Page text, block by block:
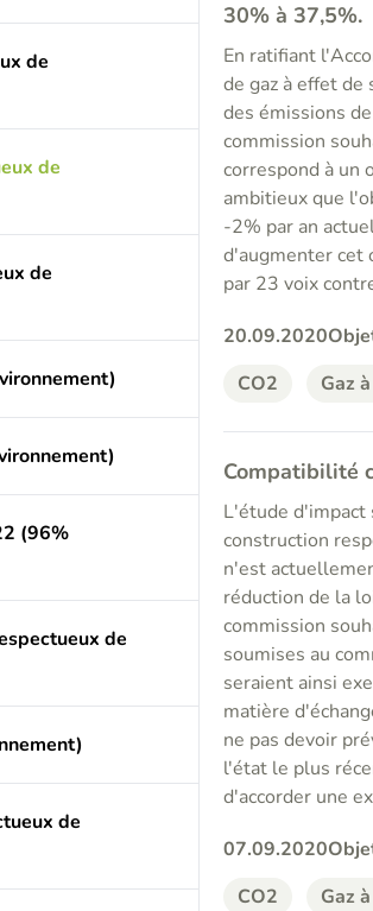
de
de
de
(96%
de
de
30% à 37,5%.
En ratifiant
de gaz à effet
des émissions
commission
correspond à un
ambitieux que
-2% par an
d'augmenter cet
par 23 voix
20.09.2020
CO2
Gaz
Compatibilité
L'étude
construction
n'est
réduction de la
commission
soumises au
seraient ainsi
matière
ne pas devoir
l'état le plus
d'accorder une
07.09.2020
CO2
Gaz